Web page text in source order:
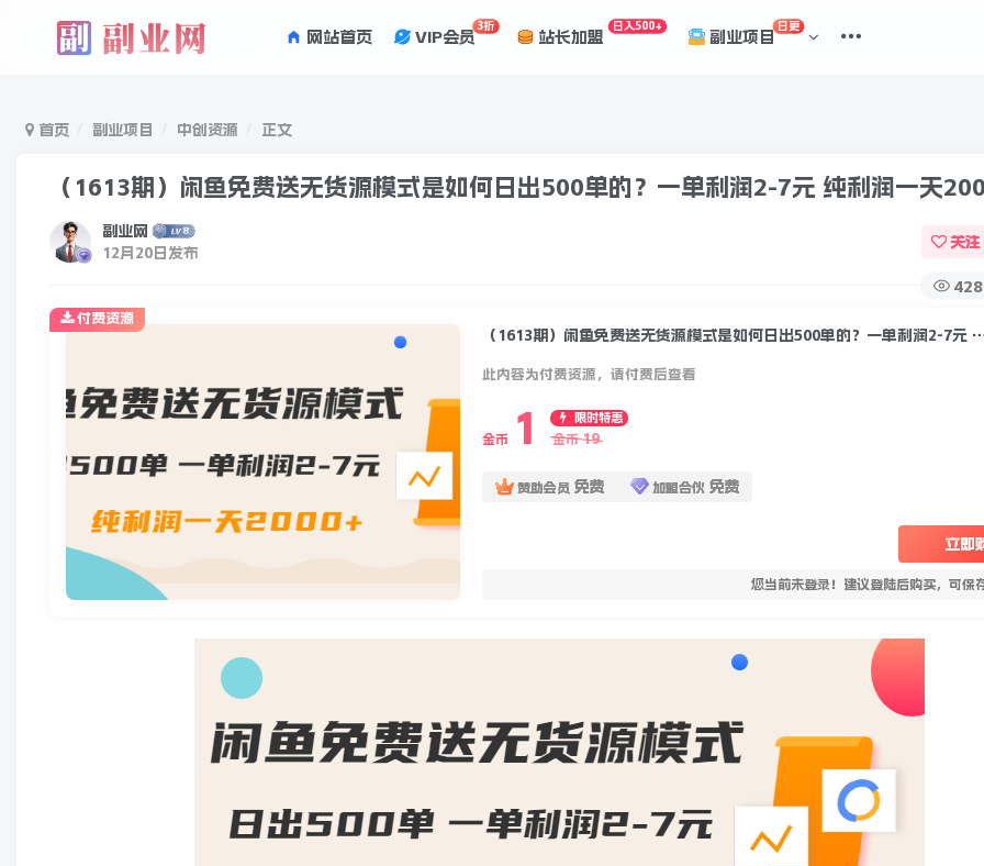
网站首页 VIP会员
3折
站长加盟
日入500+
副业项目
日更
首页 副业项目 中创资源 正文
（1613期）闲鱼免费送无货源模式是如何日出500单的？一单利润2-7元 纯利润一天
副业网
12月20日发布
关注
（1613期）闲鱼免费送无货源模式是如何日出500单的
此内容为付费资源，请付费后查看
金币 1
限时特惠
金币 19
赞助会员 免费 加盟合伙 免费
立即
您当前未登录！建议登陆后购买，可保
付费资源